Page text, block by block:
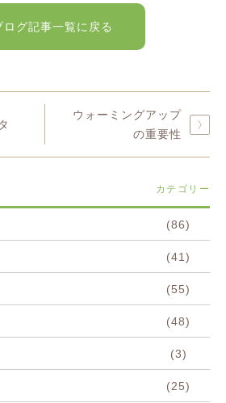
ログ記事一覧に戻る
ウォーミングアップ
の重要性
カテゴリー
(86)
(41)
(55)
(48)
(3)
(25)